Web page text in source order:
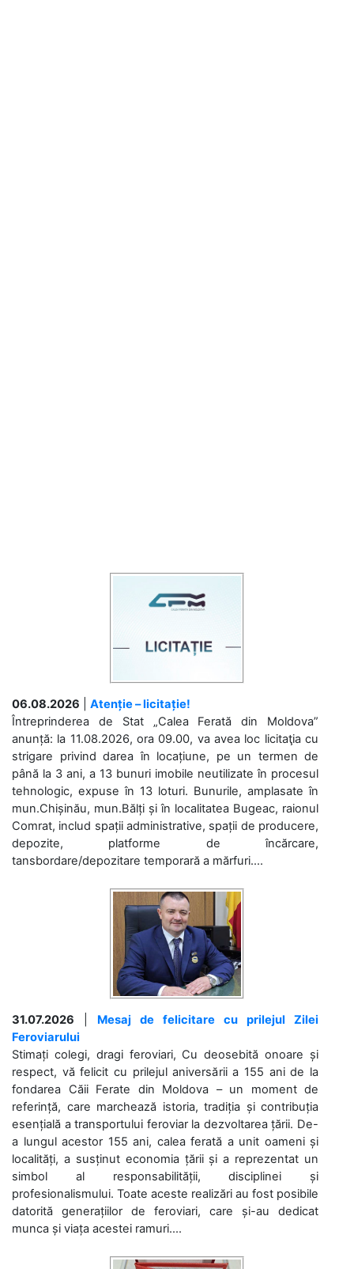
06.08.2026
Atenție – licitație!
Întreprinderea de Stat „Calea Ferată din Moldova”
anunță: la 11.08.2026, ora 09.00, va avea loc licitaţia cu
strigare privind darea în locațiune, pe un termen de
până la 3 ani, a 13 bunuri imobile neutilizate în procesul
tehnologic, expuse în 13 loturi. Bunurile, amplasate în
mun.Chișinău, mun.Bălți și în localitatea Bugeac, raionul
Comrat, includ spații administrative, spații de producere,
depozite, platforme de încărcare,
tansbordare/depozitare temporară a mărfuri....
31.07.2026
Mesaj de felicitare cu prilejul Zilei
Feroviarului
Stimați colegi, dragi feroviari, Cu deosebită onoare și
respect, vă felicit cu prilejul aniversării a 155 ani de la
fondarea Căii Ferate din Moldova – un moment de
referință, care marchează istoria, tradiția și contribuția
esențială a transportului feroviar la dezvoltarea țării. De-
a lungul acestor 155 ani, calea ferată a unit oameni și
localități, a susținut economia țării și a reprezentat un
simbol al responsabilității, disciplinei și
profesionalismului. Toate aceste realizări au fost posibile
datorită generațiilor de feroviari, care și-au dedicat
munca și viața acestei ramuri....